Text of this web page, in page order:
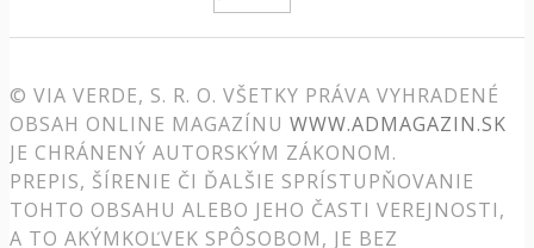
© VIA VERDE, S. R. O. VŠETKY PRÁVA VYHRADENÉ
OBSAH ONLINE MAGAZÍNU WWW.ADMAGAZIN.SK
JE CHRÁNENÝ AUTORSKÝM ZÁKONOM.
PREPIS, ŠÍRENIE ČI ĎALŠIE SPRÍSTUPŇOVANIE
TOHTO OBSAHU ALEBO JEHO ČASTI VEREJNOSTI,
A TO AKÝMKOĽVEK SPÔSOBOM, JE BEZ